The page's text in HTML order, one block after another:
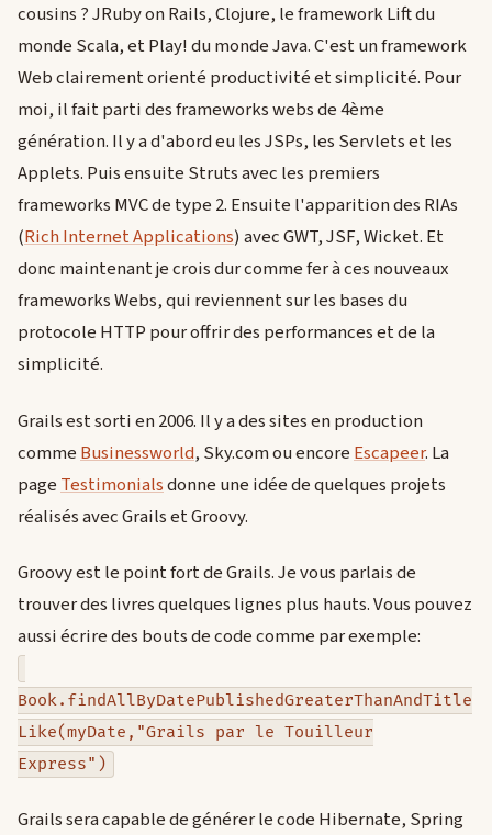
cousins ? JRuby on Rails, Clojure, le framework Lift du
monde Scala, et Play! du monde Java. C'est un framework
Web clairement orienté productivité et simplicité. Pour
moi, il fait parti des frameworks webs de 4ème
génération. Il y a d'abord eu les JSPs, les Servlets et les
Applets. Puis ensuite Struts avec les premiers
frameworks MVC de type 2. Ensuite l'apparition des RIAs
(Rich Internet Applications) avec GWT, JSF, Wicket. Et
donc maintenant je crois dur comme fer à ces nouveaux
frameworks Webs, qui reviennent sur les bases du
protocole HTTP pour offrir des performances et de la
simplicité.
Grails est sorti en 2006. Il y a des sites en production
comme Businessworld, Sky.com ou encore Escapeer. La
page Testimonialsdonne une idée de quelques projets
réalisés avec Grails et Groovy.
Groovy est le point fort de Grails. Je vous parlais de
trouver des livres quelques lignes plus hauts. Vous pouvez
aussi écrire des bouts de code comme par exemple:
Book.findAllByDatePublishedGreaterThanAndTitle
Like(myDate,"Grails par le Touilleur
Express")
Grails sera capable de générer le code Hibernate, Spring